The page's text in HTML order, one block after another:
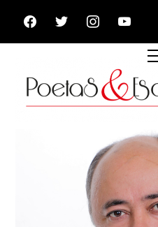
FACEBOOKTWITTERINSTAGRAMYOUTUBE